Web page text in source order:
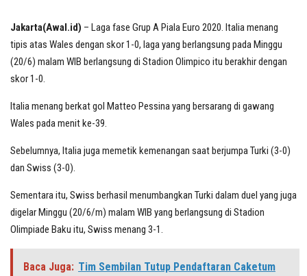
Jakarta(Awal.id) – Laga fase Grup A Piala Euro 2020. Italia menang
tipis atas Wales dengan skor 1-0, laga yang berlangsung pada Minggu
(20/6) malam WIB berlangsung di Stadion Olimpico itu berakhir dengan
skor 1-0.
Italia menang berkat gol Matteo Pessina yang bersarang di gawang
Wales pada menit ke-39.
Sebelumnya, Italia juga memetik kemenangan saat berjumpa Turki (3-0)
dan Swiss (3-0).
Sementara itu, Swiss berhasil menumbangkan Turki dalam duel yang juga
digelar Minggu (20/6/m) malam WIB yang berlangsung di Stadion
Olimpiade Baku itu, Swiss menang 3-1.
Baca Juga: Tim Sembilan Tutup Pendaftaran Caketum